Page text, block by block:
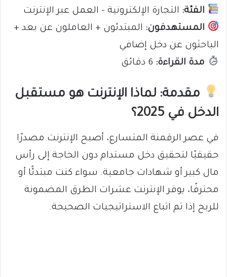
الفئة: التجارة الإلكترونية – العمل عبر الإنترنت
المستهدفون: المبتدئون + العاملون عن بعد +
الباحثون عن دخل إضافي
مدة القراءة:
مقدمة: لماذا الإنترنت هو مستقبل
الدخل في 2025؟
في عصر الرقمنة المتسارع، أصبح الإنترنت مصدرًا
حقيقيًا لتحقيق دخل مستدام دون الحاجة إلى رأس
مال كبير أو شهادات جامعية. سواء كنت مبتدئًا أو
محترفًا، يوفر الإنترنت عشرات الطرق المضمونة
للربح إذا تم اتباع الاستراتيجيات الصحيحة.